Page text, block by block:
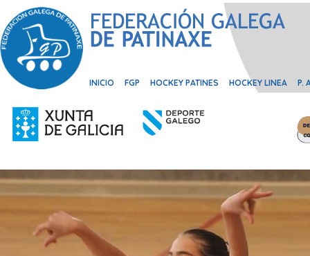
INICIO FGP HOCKEY PATINES HOCKEY LINEA P.